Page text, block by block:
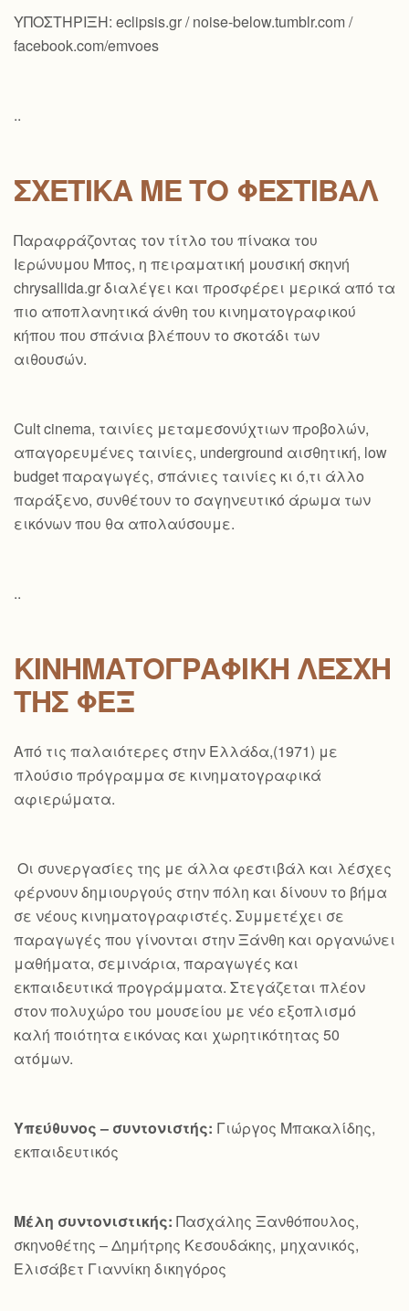
ΥΠΟΣΤΗΡΙΞΗ: eclipsis.gr / noise-below.tumblr.com /
facebook.com/emvoes
..
ΣΧΕΤΙΚΆ ΜΕ ΤΟ ΦΕΣΤΙΒΆΛ
Παραφράζοντας τον τίτλο του πίνακα του
Ιερώνυμου Μπος, η πειραματική μουσική σκηνή
chrysallida.gr διαλέγει και προσφέρει μερικά από τα
πιο αποπλανητικά άνθη του κινηματογραφικού
κήπου που σπάνια βλέπουν το σκοτάδι των
αιθουσών.
Cult cinema, ταινίες μεταμεσονύχτιων προβολών,
απαγορευμένες ταινίες, underground αισθητική, low
budget παραγωγές, σπάνιες ταινίες κι ό,τι άλλο
παράξενο, συνθέτουν το σαγηνευτικό άρωμα των
εικόνων που θα απολαύσουμε.
..
ΚΙΝΗΜΑΤΟΓΡΑΦΙΚΗ ΛΕΣΧΗ
ΤΗΣ ΦΕΞ
Από τις παλαιότερες στην Ελλάδα,(1971) με
πλούσιο πρόγραμμα σε κινηματογραφικά
αφιερώματα.
Οι συνεργασίες της με άλλα φεστιβάλ και λέσχες
φέρνουν δημιουργούς στην πόλη και δίνουν το βήμα
σε νέους κινηματογραφιστές. Συμμετέχει σε
παραγωγές που γίνονται στην Ξάνθη και οργανώνει
μαθήματα, σεμινάρια, παραγωγές και
εκπαιδευτικά προγράμματα. Στεγάζεται πλέον
στον πολυχώρο του μουσείου με νέο εξοπλισμό
καλή ποιότητα εικόνας και χωρητικότητας 50
ατόμων.
Υπεύθυνος – συντονιστής: Γιώργος Μπακαλίδης,
εκπαιδευτικός
Μέλη συντονιστικής: Πασχάλης Ξανθόπουλος,
σκηνοθέτης – Δημήτρης Κεσουδάκης, μηχανικός,
Ελισάβετ Γιαννίκη δικηγόρος